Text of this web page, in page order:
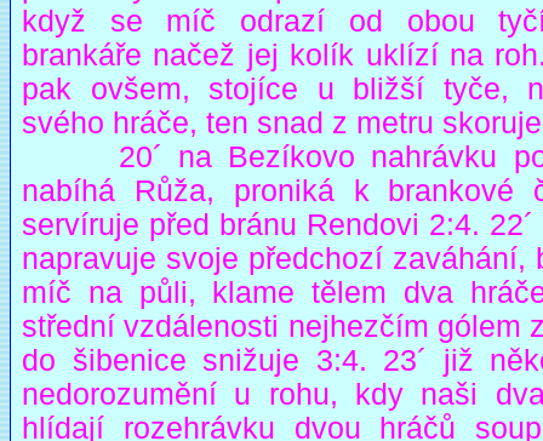
když se míč odrazí od obou
brankáře načež jej kolík uklízí na
pak ovšem, stojíce u bližší tyče,
svého hráče, ten snad z metru
20´ na Bezíkovo nahrávku
nabíhá Růža, proniká k brankové
servíruje před bránu Rendovi 2:4.
napravuje svoje předchozí zaváhání,
míč na půli, klame tělem dva
střední vzdálenosti nejhezčím gólem
do šibenice snižuje 3:4. 23´ již
nedorozumění u rohu, kdy naši
hlídají rozehrávku dvou hráčů